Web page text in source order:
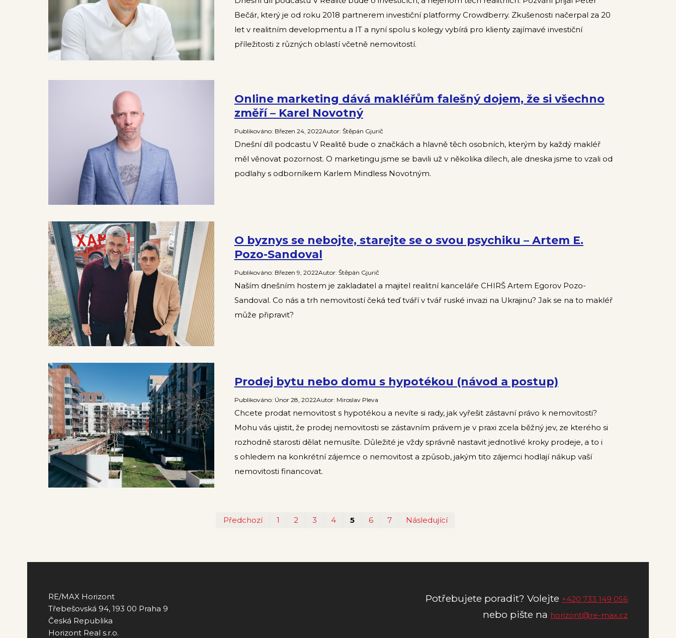
Bečár, který je od roku 2018 partnerem investiční platformy Crowdberry. Zkušenosti načerpal za 20
let v realitním developmentu a IT a nyní spolu s kolegy vybírá pro klienty zajímavé investiční
příležitosti z různých oblastí včetně nemovitostí.
Online marketing dává makléřům falešný dojem, že si všechno
změří – Karel Novotný
Publikováno: Březen 24, 2022Autor: Štěpán Gjurič
Dnešní díl podcastu V Realitě bude o značkách a hlavně těch osobních, kterým by každý makléř
měl věnovat pozornost. O marketingu jsme se bavili už v několika dílech, ale dneska jsme to vzali od
podlahy s odborníkem Karlem Mindless Novotným.
O byznys se nebojte, starejte se o svou psychiku – Artem E.
Pozo-Sandoval
Publikováno: Březen 9, 2022Autor: Štěpán Gjurič
Naším dnešním hostem je zakladatel a majitel realitní kanceláře CHIRŠ Artem Egorov Pozo-
Sandoval. Co nás a trh nemovitostí čeká teď tváří v tvář ruské invazi na Ukrajinu? Jak se na to makléř
může připravit?
Prodej bytu nebo domu s hypotékou (návod a postup)
Publikováno: Únor 28, 2022Autor: Miroslav Pleva
Chcete prodat nemovitost s hypotékou a nevíte si rady, jak vyřešit zástavní právo k nemovitosti?
Mohu vás ujistit, že prodej nemovitosti se zástavním právem je v praxi zcela běžný jev, ze kterého si
rozhodně starosti dělat nemusíte. Důležité je vždy správně nastavit jednotlivé kroky prodeje, a to i
s ohledem na konkrétní zájemce o nemovitost a způsob, jakým tito zájemci hodlají nákup vaší
nemovitosti financovat.
Předchozí 1 2 3 4 5 6 7 Následující
RE/MAX Horizont
Třebešovská 94, 193 00 Praha 9
Česká Republika
Horizont Real s.r.o.
Potřebujete poradit? Volejte +420 733 149 056
nebo pište na horizont@re-max.cz